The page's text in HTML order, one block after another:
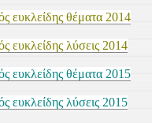
ευκλείδης θέματα 2014
ευκλείδης λύσεις 2014
ευκλείδης θέματα 2015
ευκλείδης λύσεις 2015